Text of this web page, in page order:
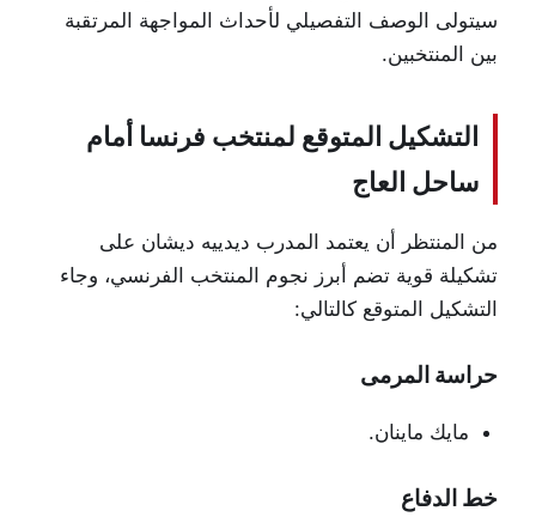
سيتولى الوصف التفصيلي لأحداث المواجهة المرتقبة
بين المنتخبين.
التشكيل المتوقع لمنتخب فرنسا أمام
ساحل العاج
من المنتظر أن يعتمد المدرب ديدييه ديشان على
تشكيلة قوية تضم أبرز نجوم المنتخب الفرنسي، وجاء
التشكيل المتوقع كالتالي:
حراسة المرمى
مايك ماينان.
خط الدفاع